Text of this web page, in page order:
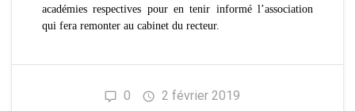
académies respectives pour en tenir informé l’association
qui fera remonter au cabinet du recteur.
0 2 février 2019